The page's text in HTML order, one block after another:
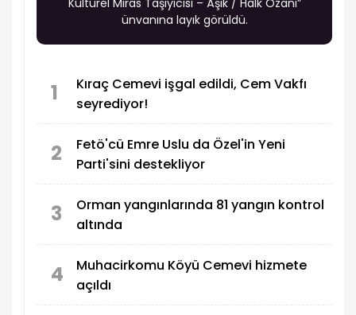
Kültürel Miras Taşıyıcısı – Âşık / Halk Ozanı”
ünvanına layık görüldü.
1
Kıraç Cemevi işgal edildi, Cem Vakfı
seyrediyor!
2
Fetö'cü Emre Uslu da Özel'in Yeni
Parti'sini destekliyor
3
Orman yangınlarında 81 yangın kontrol
altında
4
Muhacirkomu Köyü Cemevi hizmete
açıldı